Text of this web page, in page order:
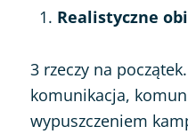
Realistyczne
3 rzeczy na
komunikacja,
wypuszczeniem